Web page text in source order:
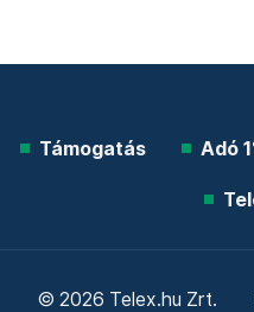
Támogatás Adó
© 2026 Telex.hu Zrt.